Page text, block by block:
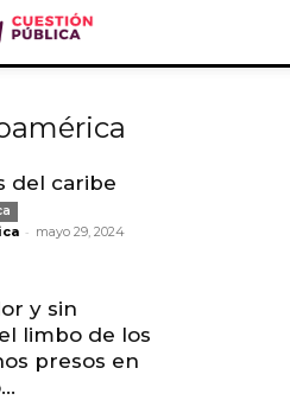
del caribe
- mayo 29, 2024
y sin
limbo de los
presos en